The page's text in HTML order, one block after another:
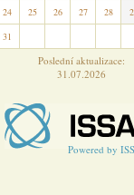
24
25 26 27 28
31
Poslední aktualizace:
31.07.2026
Powered by